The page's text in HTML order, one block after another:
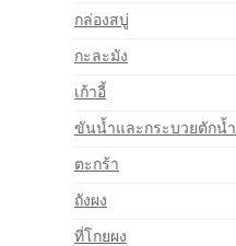
กล่องสบู่
กะละมัง
เก้าอี้
ขันน้ำและกระบวยตักน้ำ
ตะกร้า
ถังผง
ที่โกยผง